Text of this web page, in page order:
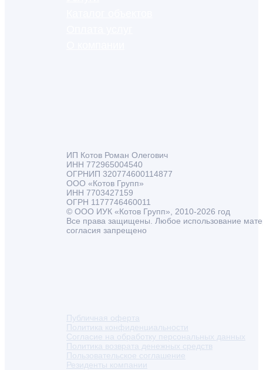
ИП Котов Роман Олегович
ИНН 772965004540
ОГРНИП 320774600114877
ООО «Котов Групп»
ИНН 7703427159
ОГРН 1177746460011
© ООО ИУК «Котов Групп», 2010-2026 год
Все права защищены. Любое использование
согласия запрещено
Публичная оферта
Политика конфиденциальности
Согласие на обработку персональных данных
Политика возврата денежных средств
Пользовательское соглашение
Резиденты компании